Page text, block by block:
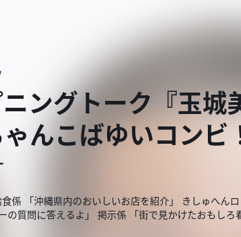
ングトーク『玉城
んこばゆいコンビ
係 「沖縄県内のおいしいお店を紹介」 きしゅへん
の質問に答えるよ」 掲示係 「街で見かけたおもしろ